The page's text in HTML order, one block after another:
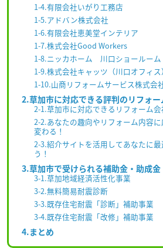
1-4.有限会社いがり工務店
1-5.アドバン株式会社
1-6.有限会社恵美堂インテリア
1-7.株式会社Good Workers
1-8.ニッカホーム 川口ショールーム
1-9.株式会社キャッツ（川口オフィス）
1-10.山商リフォームサービス株式会
2.草加市に対応できる評判のリフォ
2-1.草加市に対応できるリフォーム
2-2.あなたの趣向やリフォーム内容
変わる！
2-3.紹介サイトを活用してあなたに
う！
3.草加市で受けられる補助金・助成金
3-1.草加地域経済活性化事業
3-2.無料簡易耐震診断
3-3.既存住宅耐震「診断」補助事業
3-4.既存住宅耐震「改修」補助事業
4.まとめ